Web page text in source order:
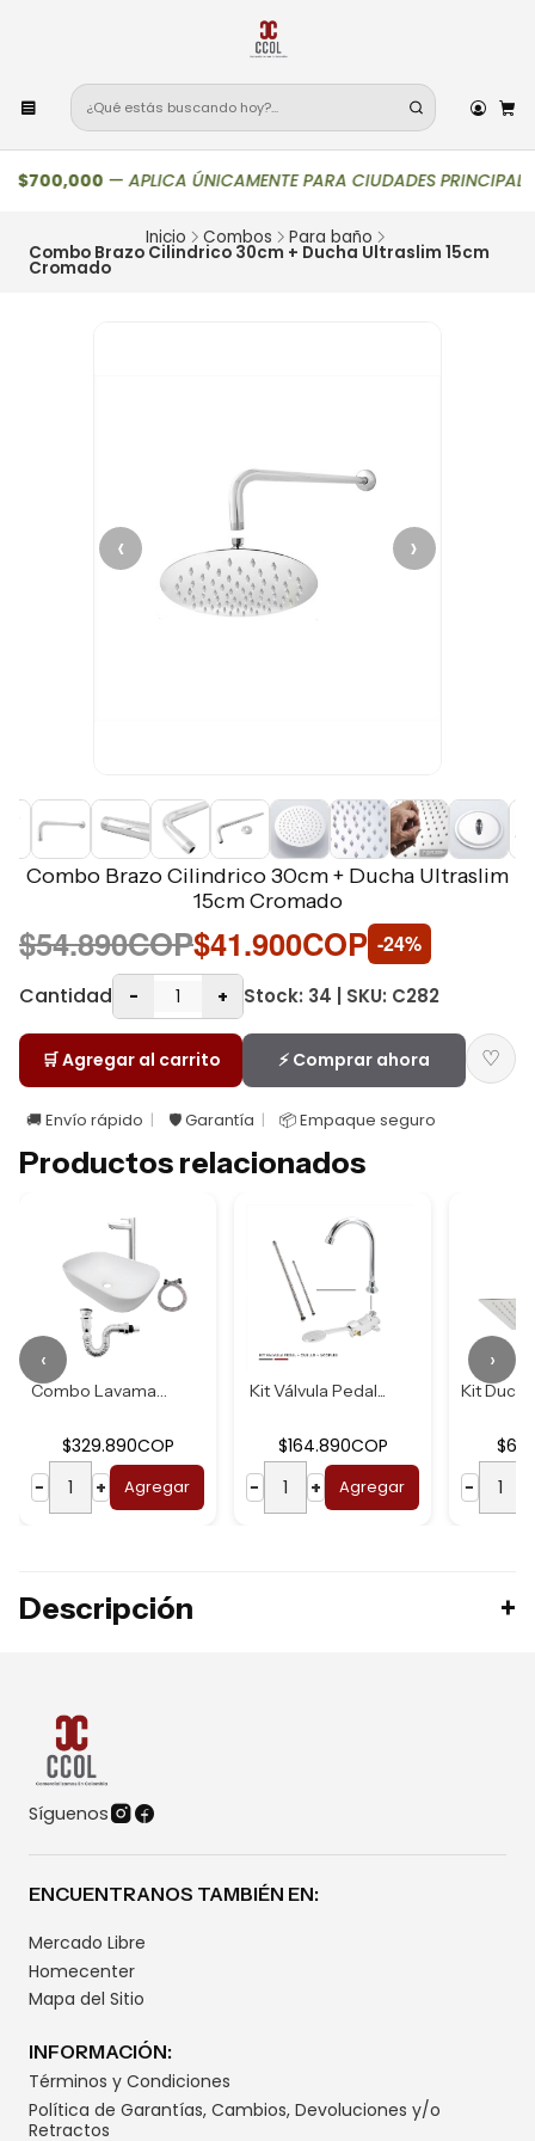
$700,000— APLICA ÚNICAMENTE PARA CIUDADES
Inicio Combos Para baño
Combo Brazo Cilindrico 30cm + Ducha Ultraslim 15cm
Cromado
‹ ›
Combo Brazo Cilindrico 30cm + Ducha Ultraslim
15cm Cromado
$54.890COP$41.900COP -24%
Cantidad
- + Stock: 34 | SKU: C282
🛒 Agregar al carrito ⚡ Comprar ahora ♡
🚚 Envío rápido 🛡️ Garantía 📦 Empaque seguro
Productos relacionados
Combo Lavamanos B...
$329.890COP
−
+ Agregar
Kit Válvula Pedal...
$164.890COP
−
+ Agregar
−
‹ ›
Descripción
Síguenos
ENCUENTRANOS TAMBIÉN EN:
Mercado Libre
Homecenter
Mapa del Sitio
INFORMACIÓN:
Términos y Condiciones
Política de Garantías, Cambios, Devoluciones y/o
Retractos